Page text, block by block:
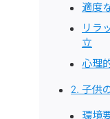
適度
リラ
立
心理
2. 子供
環境